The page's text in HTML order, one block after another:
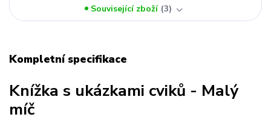
Související zboží 3
Kompletní specifikace
Knížka s ukázkami cviků - Malý
míč